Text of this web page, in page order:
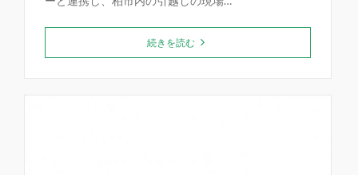
続きを読む